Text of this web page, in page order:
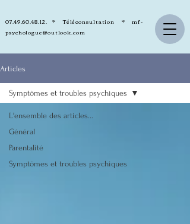
07.49.60.48.12. * Téléconsultation *mf-
psychologue@outlook.com
Articles
L'ensemble des articles...
Général
Parentalité
Symptômes et troubles psychiques
Symptômes et troubles psychiques